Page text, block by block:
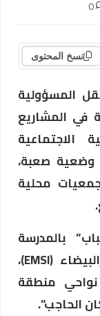
0
نسخ المحتوى
المسؤولية
في المشاريع
وضعية صعبة،
محلية
بالمدرسة
المغربية لعلوم المهندس في الدارالبيضاء (EMSI)،
منطقة
الحاجب”.